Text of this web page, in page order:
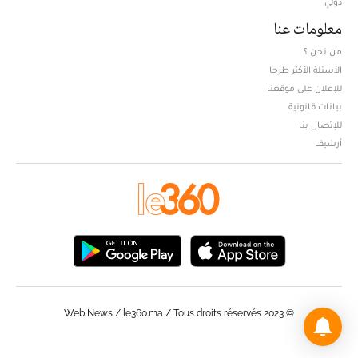
معلومات عنا
من نحن ؟
الأسئلة الأكثر طرحا
للإعلان على موقعنا
بيانات قانونية
للإتصال بنا
أرشيف
© Web News / le360.ma / Tous droits réservés 2023